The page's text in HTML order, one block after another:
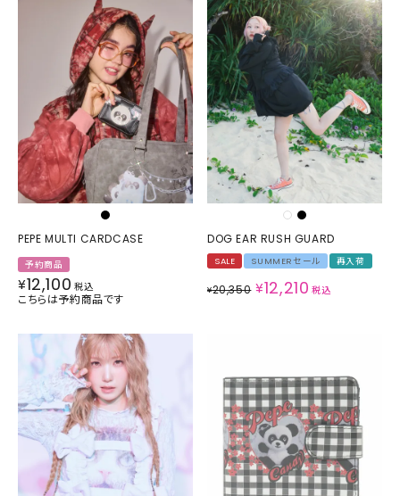
PEPE MULTI CARDCASE
予約商品
¥12,100 税込
こちらは予約商品です
DOG EAR RUSH GUARD
SALE SUMMERセール 再入荷
¥20,350 ¥12,210 税込